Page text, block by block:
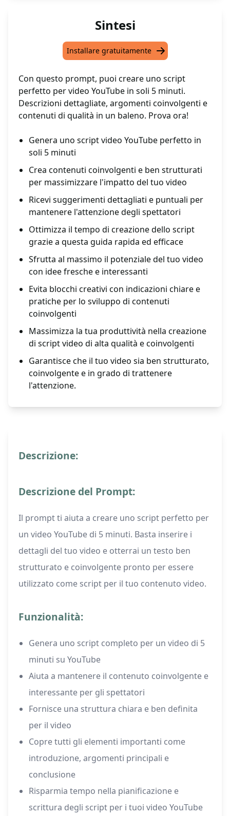
Sintesi
Installare gratuitamente
Con questo prompt, puoi creare uno script
perfetto per video YouTube in soli 5 minuti.
Descrizioni dettagliate, argomenti coinvolgenti e
contenuti di qualità in un baleno. Prova ora!
Genera uno script video YouTube perfetto in
soli 5 minuti
Crea contenuti coinvolgenti e ben strutturati
per massimizzare l'impatto del tuo video
Ricevi suggerimenti dettagliati e puntuali per
mantenere l'attenzione degli spettatori
Ottimizza il tempo di creazione dello script
grazie a questa guida rapida ed efficace
Sfrutta al massimo il potenziale del tuo video
con idee fresche e interessanti
Evita blocchi creativi con indicazioni chiare e
pratiche per lo sviluppo di contenuti
coinvolgenti
Massimizza la tua produttività nella creazione
di script video di alta qualità e coinvolgenti
Garantisce che il tuo video sia ben strutturato,
coinvolgente e in grado di trattenere
l'attenzione.
Descrizione:
Descrizione del Prompt:
Il prompt ti aiuta a creare uno script perfetto per
un video YouTube di 5 minuti. Basta inserire i
dettagli del tuo video e otterrai un testo ben
strutturato e coinvolgente pronto per essere
utilizzato come script per il tuo contenuto video.
Funzionalità:
Genera uno script completo per un video di 5
minuti su YouTube
Aiuta a mantenere il contenuto coinvolgente e
interessante per gli spettatori
Fornisce una struttura chiara e ben definita
per il video
Copre tutti gli elementi importanti come
introduzione, argomenti principali e
conclusione
Risparmia tempo nella pianificazione e
scrittura degli script per i tuoi video YouTube